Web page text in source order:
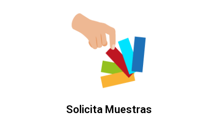
Solicita Muestras